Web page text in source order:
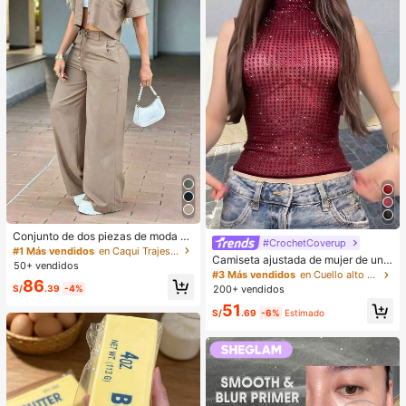
Conjunto de dos piezas de moda de
verano para mujer de unicolor casu
al: top de manga corta con cuello y
bolsillos, pantalones de pierna rect
a de cintura alta elegantes, del trab
#1 Más vendidos
en Caqui Trajes de dos piezas para mujer
50+ vendidos
S/86.39 -4%
#CrochetCoverup
Camiseta ajustada de mujer de unic
olor, con malla de cristales, transpar
ente y sexy, para uso casual en ver
#3 Más vendidos
en Cuello alto Tops, blusas y camisetas de mujer
200+ vendidos
S/51 .69 -6% Estimado